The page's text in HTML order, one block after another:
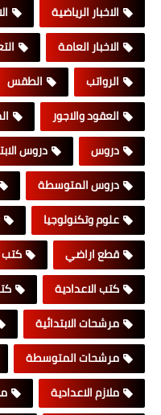
الاخبار الرياضية
الاخبار العامة
الرواتب
الطقس
العقود والاجور
دروس
دروس
دروس المتوسطة
علوم وتكنولوجيا
قطع اراضي
كتب
كتب الاعدادية
مرشحات الابتدائية
مرشحات المتوسطة
ملازم الاعدادية